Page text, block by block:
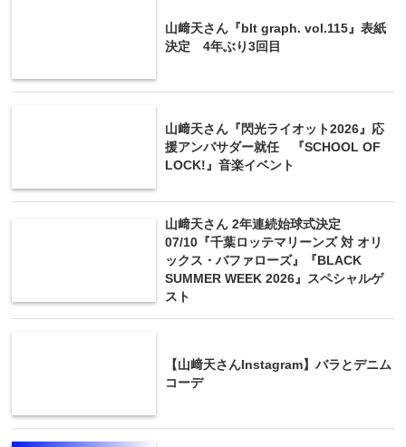
山﨑天さん『blt graph. vol.115』表紙
決定 4年ぶり3回目
山﨑天さん『閃光ライオット2026』応
援アンバサダー就任 『SCHOOL OF
LOCK!』音楽イベント
山﨑天さん 2年連続始球式決定
07/10『千葉ロッテマリーンズ 対 オリ
ックス・バファローズ』『BLACK
SUMMER WEEK 2026』スペシャルゲ
スト
【山﨑天さんInstagram】バラとデニム
コーデ